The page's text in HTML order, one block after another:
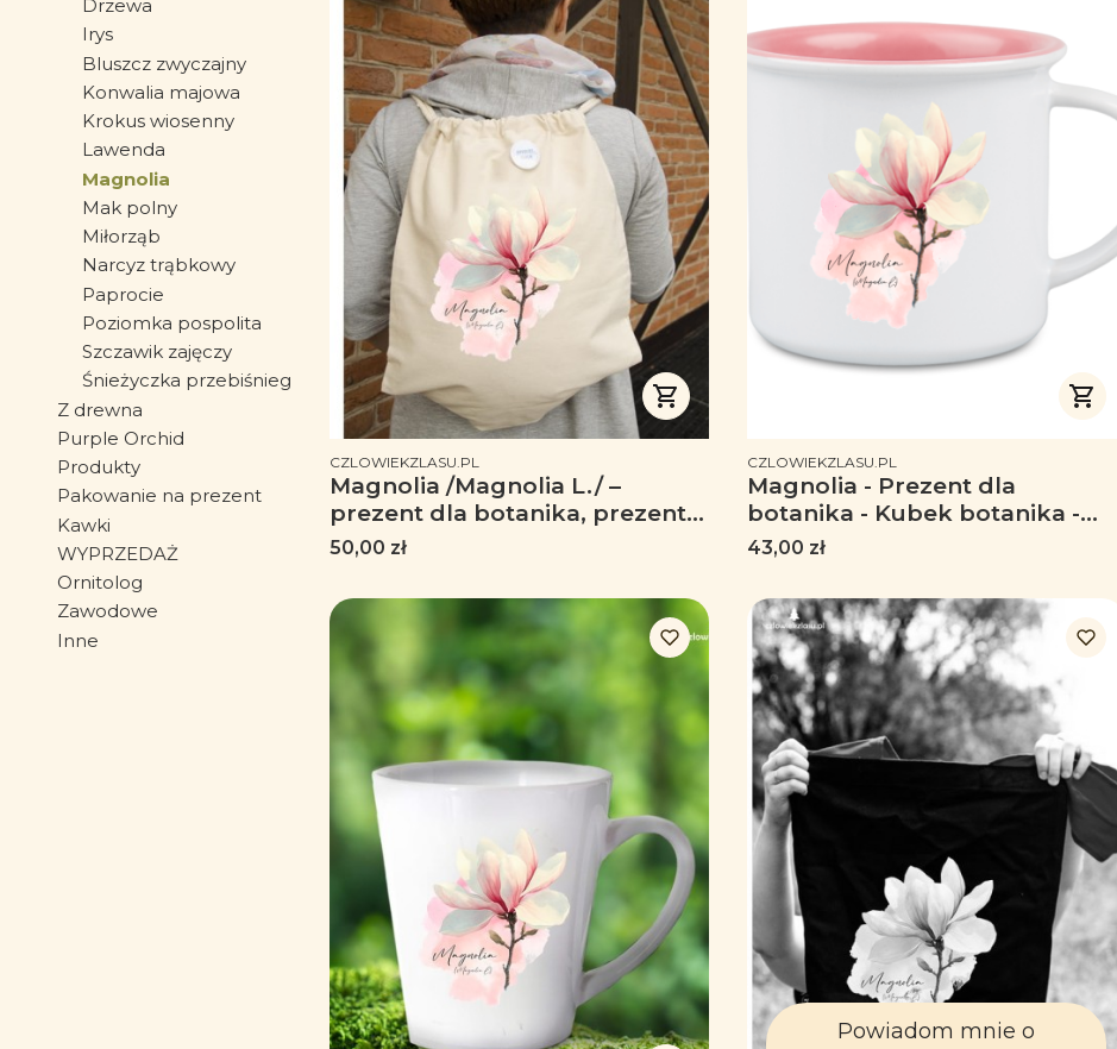
Drzewa
Irys
Bluszcz zwyczajny
Konwalia majowa
Krokus wiosenny
Lawenda
Magnolia
Mak polny
Miłorząb
Narcyz trąbkowy
Paprocie
Poziomka pospolita
Szczawik zajęczy
Śnieżyczka przebiśnieg
Z drewna
Purple Orchid
Produkty
Pakowanie na prezent
Kawki
WYPRZEDAŻ
Ornitolog
Zawodowe
Inne
PRODUCENT
CZLOWIEKZLASU.PL
Magnolia /Magnolia L./ –
prezent dla botanika, prezent
dla florysty, miłośnika roślin -
Cena
50,00 zł
PRODUCENT
CZLOWIEKZLASU.PL
Magnolia - Prezent dla
botanika - Kubek botanika -
Kubek różowy retro camper
Cena
43,00 zł
Powiadom mnie o